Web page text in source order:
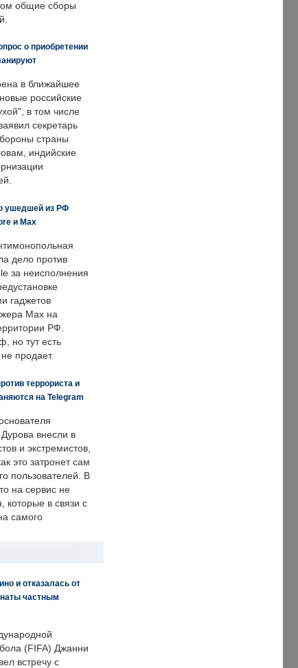
общие сборы
о приобретении
в ближайшее
российские
в том числе
секретарь
страны
индийские
ушедшей из РФ
и Max
дело против
за неисполнения
гаджетов
Max на
РФ.
но тут есть
продает.
террориста и
на Telegram
внесли в
и экстремистов,
это затронет сам
пользователей. В
на сервис не
которые в связи с
самого
и отказалась от
частным
(FIFA) Джанни
встречу с